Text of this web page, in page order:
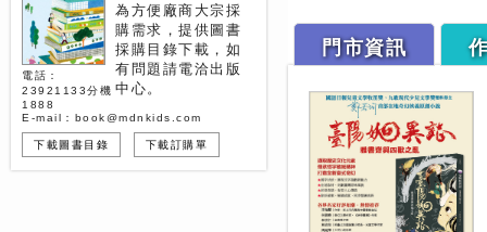
為方便廠商大宗採
購需求，提供圖書
採購目錄下載，如
有問題請電洽出版
中心。
電話：
23921133分機
1888
E-mail：book@mdnkids.com
下載圖書目錄 下載訂購單
門市資訊